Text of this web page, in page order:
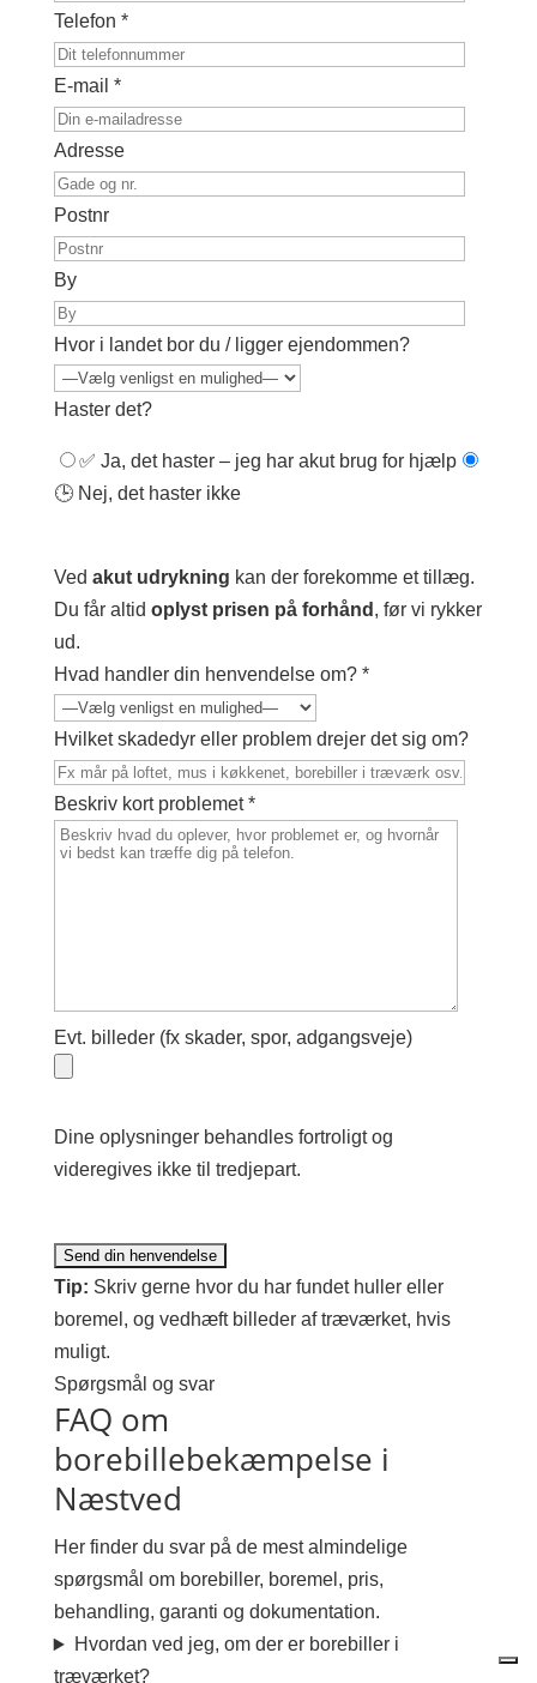
Telefon *
E-mail *
Adresse
Postnr
By
Hvor i landet bor du / ligger ejendommen?
Haster det?
✅ Ja, det haster – jeg har akut brug for hjælp
🕒 Nej, det haster ikke
Ved akut udrykning kan der forekomme et tillæg.
Du får altid oplyst prisen på forhånd , før vi rykker
ud.
Hvad handler din henvendelse om? *
Hvilket skadedyr eller problem drejer det sig om?
Beskriv kort problemet *
Evt. billeder (fx skader, spor, adgangsveje)
Dine oplysninger behandles fortroligt og
videregives ikke til tredjepart.
Tip: Skriv gerne hvor du har fundet huller eller
boremel, og vedhæft billeder af træværket, hvis
muligt.
Spørgsmål og svar
FAQ om
borebillebekæmpelse i
Næstved
Her finder du svar på de mest almindelige
spørgsmål om borebiller, boremel, pris,
behandling, garanti og dokumentation.
Hvordan ved jeg, om der er borebiller i
træværket?